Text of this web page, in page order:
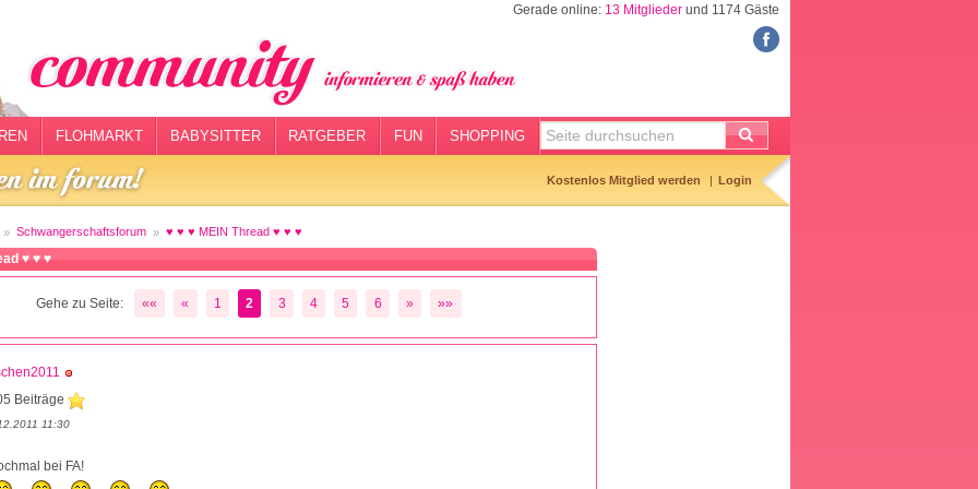
Gerade online: 13 Mitglieder und 1174 Gäste
FLOHMARKT BABYSITTER RATGEBER FUN SHOPPING
Kostenlos Mitglied werden Login
Schwangerschaftsforum ♥ ♥ ♥ MEIN Thread ♥ ♥ ♥
♥ ♥ ♥
Gehe zu Seite: «« « 1 2 3 4 5 6 » »»
Beiträge
11:30
bei FA!